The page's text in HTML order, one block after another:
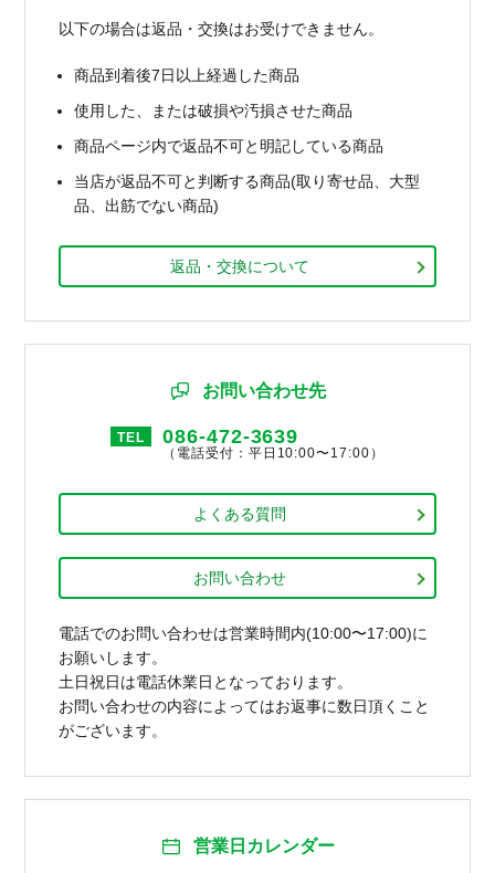
以下の場合は返品・交換はお受けできません。
商品到着後7日以上経過した商品
使用した、または破損や汚損させた商品
商品ページ内で返品不可と明記している商品
当店が返品不可と判断する商品(取り寄せ品、大型
品、出筋でない商品)
返品・交換について
お問い合わせ先
TEL 086-472-3639
（電話受付：平日10:00〜17:00）
よくある質問
お問い合わせ
電話でのお問い合わせは営業時間内(10:00〜17:00)に
お願いします。
土日祝日は電話休業日となっております。
お問い合わせの内容によってはお返事に数日頂くこと
がございます。
営業日カレンダー